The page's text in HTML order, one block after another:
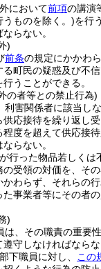
において前項の講演
うものを除く。)を行
らない。
)
前条の規定にかかわ
る町民の疑惑及び不
うことができる。
の者等との禁止行為)
利害関係者に該当し
供応接待を繰り返し
程度を超えて供応接
らない。
行った物品若しくは
の受領の対価を、そ
かわらず、それらの
た事業者等にその者
)
は、その職責の重要性
守しなければならな
下職員に対し、 この